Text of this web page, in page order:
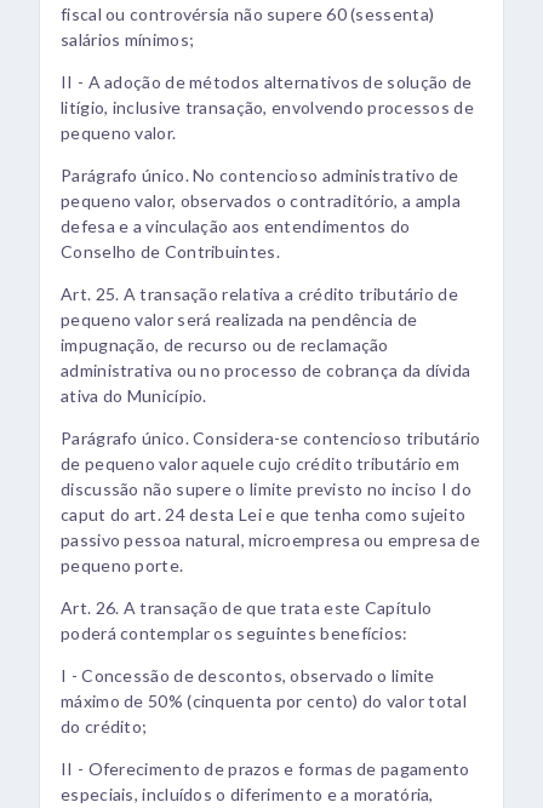
fiscal ou controvérsia não supere 60 (sessenta)
salários mínimos;
II - A adoção de métodos alternativos de solução de
litígio, inclusive transação, envolvendo processos de
pequeno valor.
Parágrafo único. No contencioso administrativo de
pequeno valor, observados o contraditório, a ampla
defesa e a vinculação aos entendimentos do
Conselho de Contribuintes.
Art. 25. A transação relativa a crédito tributário de
pequeno valor será realizada na pendência de
impugnação, de recurso ou de reclamação
administrativa ou no processo de cobrança da dívida
ativa do Município.
Parágrafo único. Considera-se contencioso tributário
de pequeno valor aquele cujo crédito tributário em
discussão não supere o limite previsto no inciso I do
caput do art. 24 desta Lei e que tenha como sujeito
passivo pessoa natural, microempresa ou empresa de
pequeno porte.
Art. 26. A transação de que trata este Capítulo
poderá contemplar os seguintes benefícios:
I - Concessão de descontos, observado o limite
máximo de 50% (cinquenta por cento) do valor total
do crédito;
II - Oferecimento de prazos e formas de pagamento
especiais, incluídos o diferimento e a moratória,